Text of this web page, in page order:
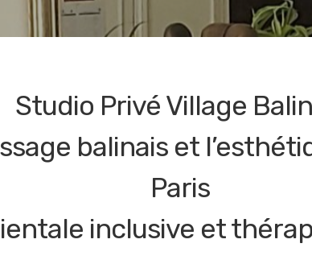
Studio Privé Village
balinais et
Paris
inclusive et